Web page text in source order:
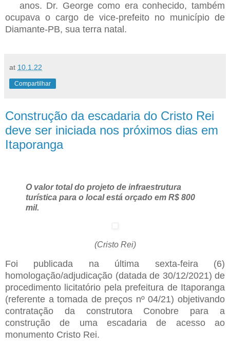
anos. Dr. George como era conhecido, também
ocupava o cargo de vice-prefeito no município de
Diamante-PB, sua terra natal.
at 10.1.22
Compartilhar
Construção da escadaria do Cristo Rei
deve ser iniciada nos próximos dias em
Itaporanga
O valor total do projeto de infraestrutura
turística para o local está orçado em R$ 800
mil.
(Cristo Rei)
Foi publicada na última sexta-feira (6)
homologação/adjudicação (datada de 30/12/2021) de
procedimento licitatório pela prefeitura de Itaporanga
(referente a tomada de preços nº 04/21) objetivando
contratação da construtora Conobre para a
construção de uma escadaria de acesso ao
monumento Cristo Rei.